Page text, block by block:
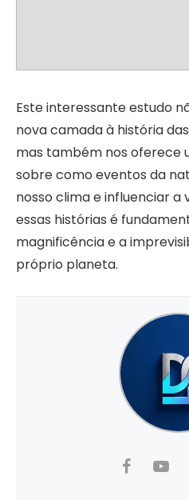
Este interessante estudo
nova camada à história
mas também nos oferece
sobre como eventos da
nosso clima e influenciar a
essas histórias é
magnificência e a
próprio planeta.